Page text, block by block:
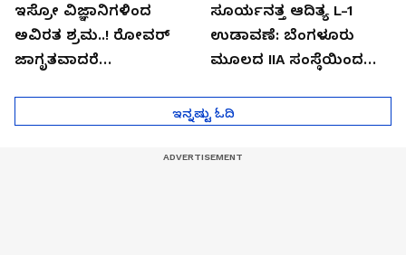
ಇಸ್ರೋ ವಿಜ್ಞಾನಿಗಳಿಂದ
ಅವಿರತ ಶ್ರಮ..! ರೋವರ್
ಜಾಗೃತವಾದರೆ
ಸೂರ್ಯನತ್ತ ಆದಿತ್ಯ L-1
ಉಡಾವಣೆ: ಬೆಂಗಳೂರು
ಮೂಲದ IIA ಸಂಸ್ಥೆಯಿಂದ
ಇನ್ನಷ್ಟು ಓದಿ